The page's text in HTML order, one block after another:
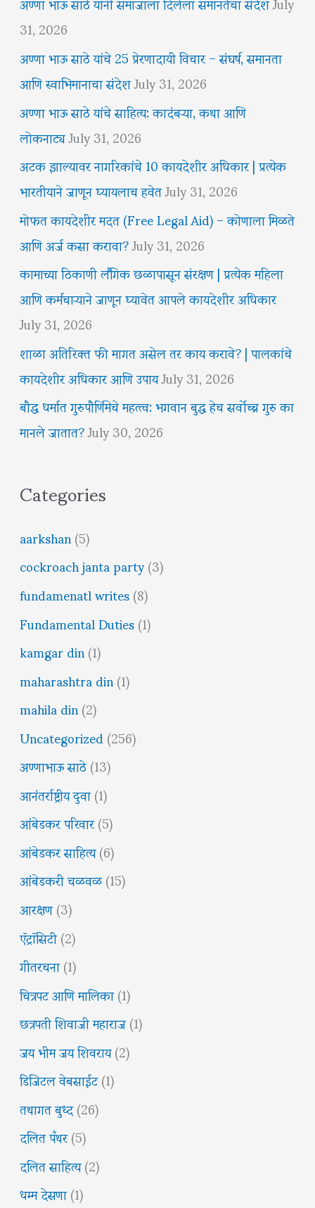
31, 2026
अण्णा भाऊ साठे यांचे 25 प्रेरणादायी विचार – संघर्ष, समानता
आणि स्वाभिमानाचा संदेशJuly 31, 2026
अण्णा भाऊ साठे यांचे साहित्य: कादंबऱ्या, कथा आणि
लोकनाट्यJuly 31, 2026
अटक झाल्यावर नागरिकांचे 10 कायदेशीर अधिकार | प्रत्येक
भारतीयाने जाणून घ्यायलाच हवेतJuly 31, 2026
मोफत कायदेशीर मदत (Free Legal Aid) – कोणाला मिळते
आणि अर्ज कसा करावा?July 31, 2026
कामाच्या ठिकाणी लैंगिक छळापासून संरक्षण | प्रत्येक महिला
आणि कर्मचाऱ्याने जाणून घ्यावेत आपले कायदेशीर अधिकार
July 31, 2026
शाळा अतिरिक्त फी मागत असेल तर काय करावे? | पालकांचे
कायदेशीर अधिकार आणि उपायJuly 31, 2026
बौद्ध धर्मात गुरुपौर्णिमेचे महत्त्व: भगवान बुद्ध हेच सर्वोच्च गुरु का
मानले जातात?July 30, 2026
Categories
aarkshan(5)
cockroach janta party(3)
fundamenatl writes(8)
Fundamental Duties(1)
kamgar din(1)
maharashtra din(1)
mahila din(2)
Uncategorized(256)
अण्णाभाऊ साठे(13)
आनंतर्राष्ट्रीय दुवा(1)
आंबेडकर परिवार(5)
आंबेडकर साहित्य(6)
आंबेडकरी चळवळ(15)
आरक्षण(3)
ऍट्रॉसिटी(2)
गीतरचना(1)
चित्रपट आणि मालिका(1)
छत्रपती शिवाजी महाराज(1)
जय भीम जय शिवराय(2)
डिजिटल वेबसाईट(1)
तथागत बुध्द(26)
दलित पँथर(5)
दलित साहित्य(2)
धम्म देसणा(1)